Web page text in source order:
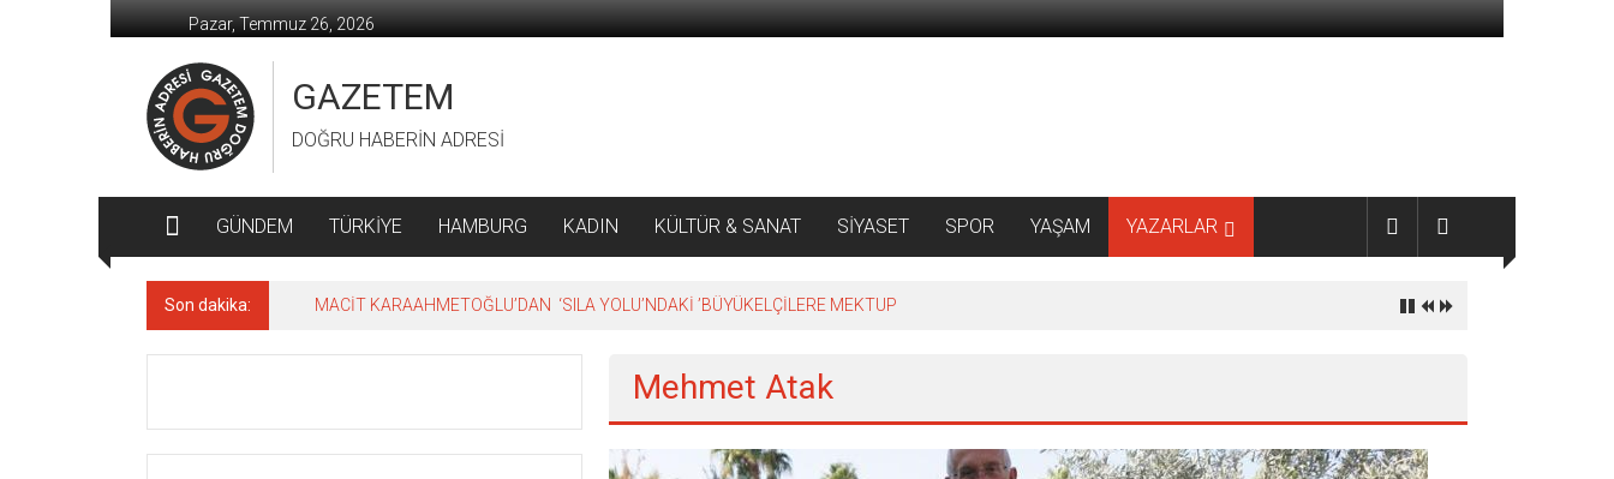
geç
Pazar, Temmuz 26, 2026
GAZETEM
DOĞRU HABERİN ADRESİ
GÜNDEM TÜRKİYE HAMBURG KADIN KÜLTÜR & SANAT SİYASET SPOR YAŞAM YAZARLAR
Son dakika: MACİT KARAAHMETOĞLU’DAN ‘SILA YOLU’NDAKİ ’BÜYÜKELÇİLERE MEKTUP
Mehmet Atak